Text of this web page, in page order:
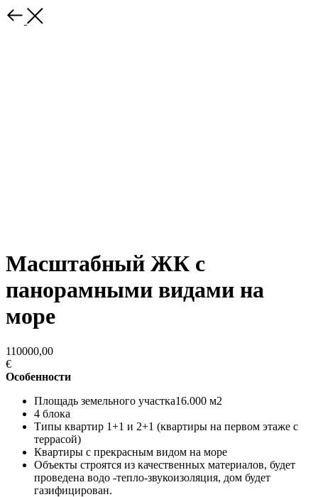
Масштабный ЖК с
панорамными видами на
море
110000,00
€
Особенности
Площадь земельного участка16.000 м2
4 блока
Типы квартир 1+1 и 2+1 (квартиры на первом этаже с
террасой)
Квартиры с прекрасным видом на море
Объекты строятся из качественных материалов, будет
проведена водо -тепло-звукоизоляция, дом будет
газифицирован.